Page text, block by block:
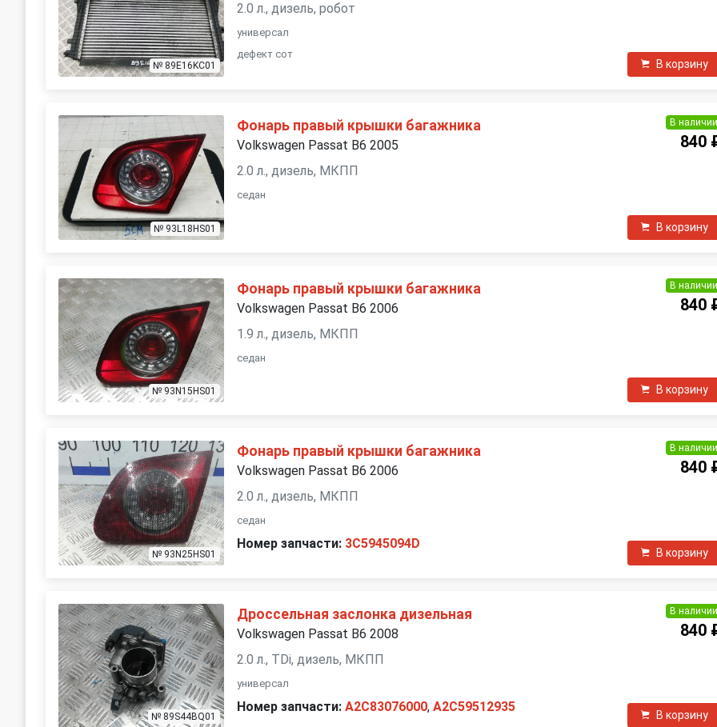
№ 89E16KC01
2.0 л., дизель, робот
универсал
дефект сот
В корзину
№ 93L18HS01
Фонарь правый крышки багажника
Volkswagen Passat B6 2005
2.0 л., дизель, МКПП
седан
В наличии
840
В корзину
№ 93N15HS01
Фонарь правый крышки багажника
Volkswagen Passat B6 2006
1.9 л., дизель, МКПП
седан
В наличии
840
В корзину
№ 93N25HS01
Фонарь правый крышки багажника
Volkswagen Passat B6 2006
2.0 л., дизель, МКПП
седан
Номер запчасти: 3C5945094D
В наличии
840
В корзину
№ 89S44BQ01
Дроссельная заслонка дизельная
Volkswagen Passat B6 2008
2.0 л., TDi, дизель, МКПП
универсал
Номер запчасти: A2C83076000,A2C59512935
В наличии
840
В корзину